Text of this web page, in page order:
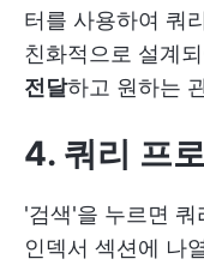
터를 사용하여 쿼
친화적으로 설계
전달하고 원하는
4. 쿼리 프
'검색'을 누르면
인덱서 섹션에 나